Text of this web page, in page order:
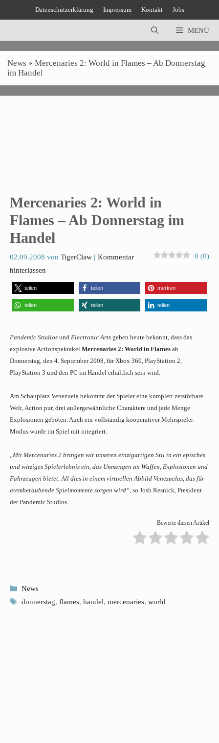
Datenschutzerklärung Impressum Kontakt Jobs
MENÜ
News » Mercenaries 2: World in Flames – Ab Donnerstag
im Handel
Mercenaries 2: World in
Flames – Ab Donnerstag im
Handel
02.09.2008 von TigerClaw 0 (0)
Kommentar
hinterlassen
teilen teilen merken
teilen teilen teilen
Pandemic Studios und Electronic Arts geben heute bekannt, dass das
explosive Actionspektakel Mercenaries 2: World in Flames ab
Donnerstag, den 4. September 2008, für Xbox 360, PlayStation 2,
PlayStation 3 und den PC im Handel erhältlich sein wird.
Am Schauplatz Venezuela bekommt der Spieler eine komplett zerstörbare
Welt, Action pur, drei außergewähnliche Charaktere und jede Menge
Explosionen geboten. Auch ein vollständig kooperativer Mehrspieler-
Modus wurde im Spiel mit integriert.
Mit Mercenaries 2 bringen wir unseren einzigartigen Stil in ein episches
und witziges Spielerlebnis ein, das Unmengen an Waffen, Explosionen und
Fahrzeugen bietet. All dies in einem virtuellen Abbild Venezuelas, das für
atemberaubende Spielmomente sorgen wird“, so Josh Resnick, President
der Pandemic Studios.
Bewerte diesen Artikel
Kategorien
News
Schlagwörter
donnerstag, flames, handel, mercenaries, world